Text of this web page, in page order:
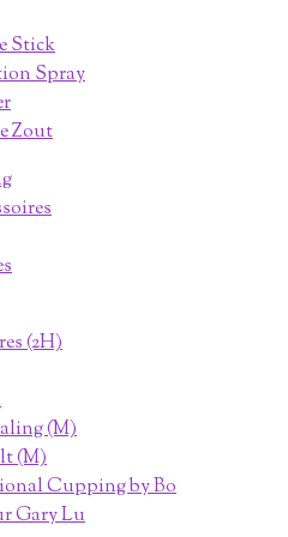
Stick
Spray
Zout
(2H)
(M)
(M)
Cupping by Bo
Gary Lu